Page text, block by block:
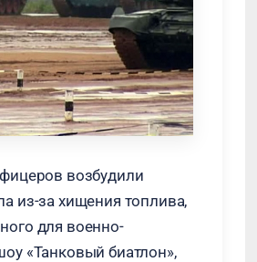
возбудили
из-за хищения топлива,
для военно-
«Танковый биатлон»,